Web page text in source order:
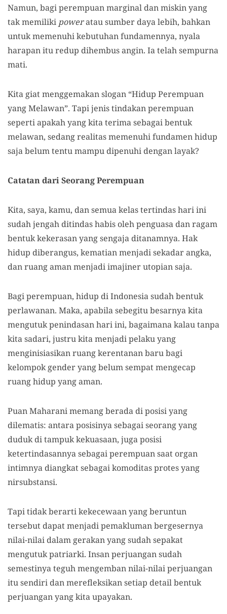
Namun, bagi perempuan marginal dan miskin yang
tak memiliki poweratau sumber daya lebih, bahkan
untuk memenuhi kebutuhan fundamennya, nyala
harapan itu redup dihembus angin. Ia telah sempurna
mati.
Kita giat menggemakan slogan “Hidup Perempuan
yang Melawan”. Tapi jenis tindakan perempuan
seperti apakah yang kita terima sebagai bentuk
melawan, sedang realitas memenuhi fundamen hidup
saja belum tentu mampu dipenuhi dengan layak?
Catatan dari Seorang Perempuan
Kita, saya, kamu, dan semua kelas tertindas hari ini
sudah jengah ditindas habis oleh penguasa dan ragam
bentuk kekerasan yang sengaja ditanamnya. Hak
hidup diberangus, kematian menjadi sekadar angka,
dan ruang aman menjadi imajiner utopian saja.
Bagi perempuan, hidup di Indonesia sudah bentuk
perlawanan. Maka, apabila sebegitu besarnya kita
mengutuk penindasan hari ini, bagaimana kalau tanpa
kita sadari, justru kita menjadi pelaku yang
menginisiasikan ruang kerentanan baru bagi
kelompok gender yang belum sempat mengecap
ruang hidup yang aman.
Puan Maharani memang berada di posisi yang
dilematis: antara posisinya sebagai seorang yang
duduk di tampuk kekuasaan, juga posisi
ketertindasannya sebagai perempuan saat organ
intimnya diangkat sebagai komoditas protes yang
nirsubstansi.
Tapi tidak berarti kekecewaan yang beruntun
tersebut dapat menjadi pemakluman bergesernya
nilai-nilai dalam gerakan yang sudah sepakat
mengutuk patriarki. Insan perjuangan sudah
semestinya teguh mengemban nilai-nilai perjuangan
itu sendiri dan merefleksikan setiap detail bentuk
perjuangan yang kita upayakan.